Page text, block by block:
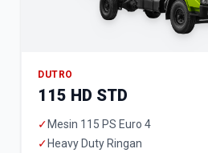
DUTRO
115 HD STD
✓ Mesin 115 PS Euro 4
✓ Heavy Duty Ringan